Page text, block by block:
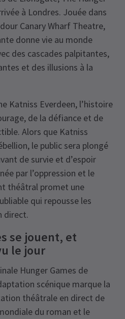
à Londres. Jouée dans
Canary Wharf Theatre,
donne vie au monde
des cascades palpitantes,
et des illusions à la
Katniss Everdeen, l’histoire
de la défiance et de
Alors que Katniss
le public sera plongé
de survie et d’espoir
par l’oppression et le
théâtral promet une
qui repousse les
direct.
se jouent, et
le jour
Hunger Games de
scénique marque la
théâtrale en direct de
du roman et le